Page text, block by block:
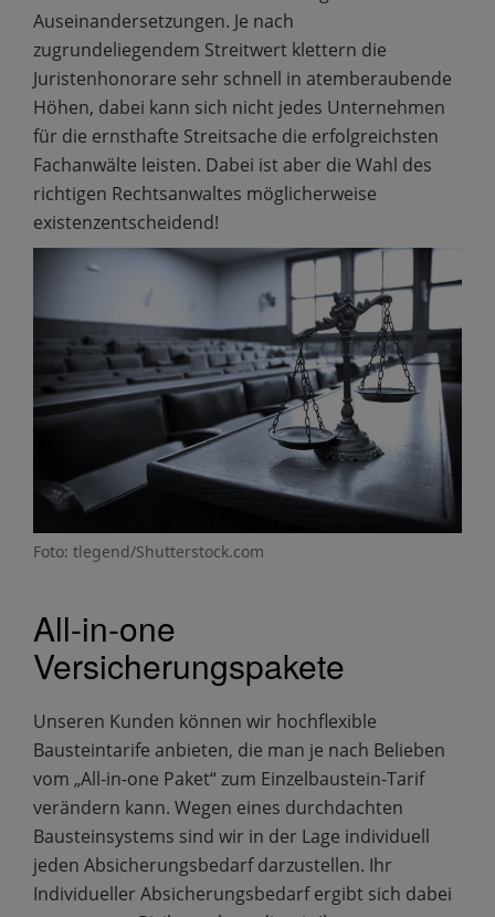
Auseinandersetzungen. Je nach
zugrundeliegendem Streitwert klettern die
Juristenhonorare sehr schnell in atemberaubende
Höhen, dabei kann sich nicht jedes Unternehmen
für die ernsthafte Streitsache die erfolgreichsten
Fachanwälte leisten. Dabei ist aber die Wahl des
richtigen Rechtsanwaltes möglicherweise
existenzentscheidend!
Foto: tlegend/Shutterstock.com
All-in-one
Versicherungspakete
Unseren Kunden können wir hochflexible
Bausteintarife anbieten, die man je nach Belieben
vom „All-in-one Paket“ zum Einzelbaustein-Tarif
verändern kann. Wegen eines durchdachten
Bausteinsystems sind wir in der Lage individuell
jeden Absicherungsbedarf darzustellen. Ihr
Individueller Absicherungsbedarf ergibt sich dabei